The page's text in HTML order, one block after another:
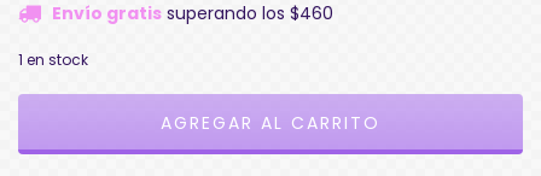
Envío gratis superando los $460
1 en stock